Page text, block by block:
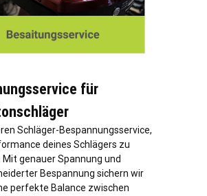
für
Schläger-Bespannungsservice,
deines Schlägers zu
genauer Spannung und
Bespannung sichern wir
perfekte Balance zwischen